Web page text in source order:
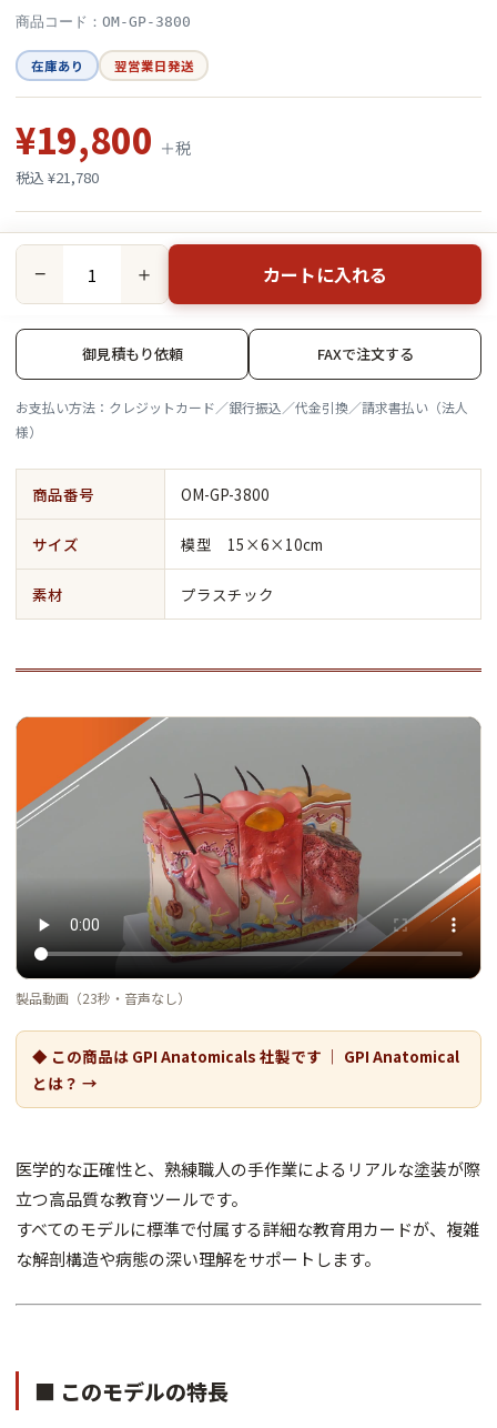
商品コード：OM-GP-3800
在庫あり 翌営業日発送
¥19,800 ＋税
税込 ¥21,780
− ＋ カートに入れる
御見積もり依頼 FAXで注文する
お支払い方法：クレジットカード／銀行振込／代金引換／請求書払い（法人
様）
商品番号 OM-GP-3800
サイズ 模型 15×6×10cm
素材 プラスチック
製品動画（23秒・音声なし）
◆ この商品は GPI Anatomicals 社製です ｜ GPI Anatomical
とは？ →
医学的な正確性と、熟練職人の手作業によるリアルな塗装が際
立つ高品質な教育ツールです。
すべてのモデルに標準で付属する詳細な教育用カードが、複雑
な解剖構造や病態の深い理解をサポートします。
■ このモデルの特長